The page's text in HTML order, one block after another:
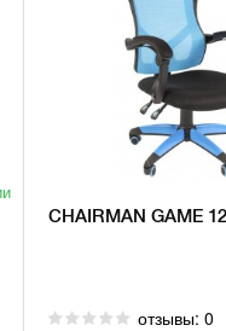
CHAIRMAN GAME 12
отзывы: 0